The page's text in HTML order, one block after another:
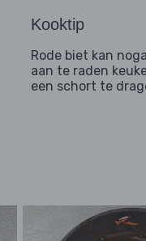
Kooktip
Rode biet kan
aan te raden
een schort te